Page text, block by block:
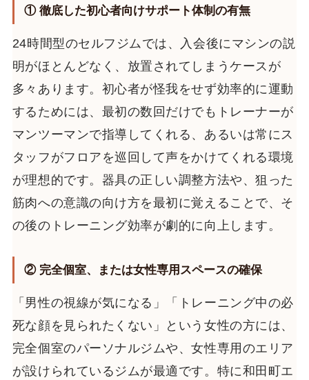
① 徹底した初心者向けサポート体制の有無
24時間型のセルフジムでは、入会後にマシンの説
明がほとんどなく、放置されてしまうケースが
多々あります。初心者が怪我をせず効率的に運動
するためには、最初の数回だけでもトレーナーが
マンツーマンで指導してくれる、あるいは常にス
タッフがフロアを巡回して声をかけてくれる環境
が理想的です。器具の正しい調整方法や、狙った
筋肉への意識の向け方を最初に覚えることで、そ
の後のトレーニング効率が劇的に向上します。
② 完全個室、または女性専用スペースの確保
「男性の視線が気になる」「トレーニング中の必
死な顔を見られたくない」という女性の方には、
完全個室のパーソナルジムや、女性専用のエリア
が設けられているジムが最適です。特に和田町エ